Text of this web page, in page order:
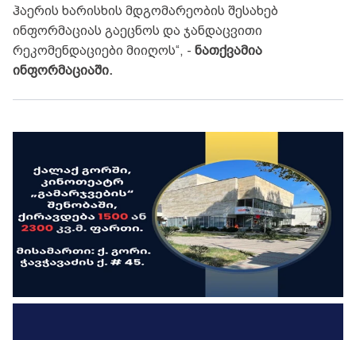
ჰაერის ხარისხის მდგომარეობის შესახებ
ინფორმაციას გაეცნოს და ჯანდაცვითი
რეკომენდაციები მიიღოს“, - ნათქვამია
ინფორმაციაში.